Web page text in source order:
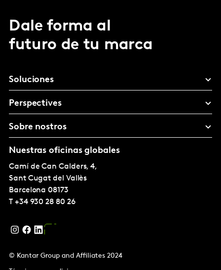
Dale forma al
futuro de tu marca
Soluciones
Perspectives
Sobre nostros
Nuestras oficinas globales
Camí de Can Calders, 4,
Sant Cugat del Vallès
Barcelona 08173
T +34 930 28 80 26
© Kantar Group and Affiliates 2024